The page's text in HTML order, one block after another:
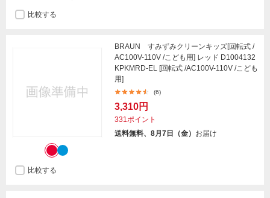
比較する
BRAUN すみずみクリーンキッズ[回転式 /
AC100V-110V /こども用] レッド D1004132
KPKMRD-EL [回転式 /AC100V-110V /こども
用]
(6)
3,310円
331ポイント
送料無料、8月7日（金） お届け
比較する